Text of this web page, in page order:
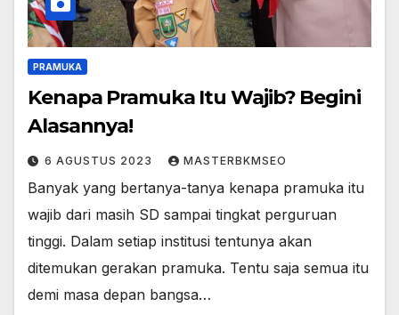
PRAMUKA
Kenapa Pramuka Itu Wajib? Begini
Alasannya!
6 AGUSTUS 2023 MASTERBKMSEO
Banyak yang bertanya-tanya kenapa pramuka itu
wajib dari masih SD sampai tingkat perguruan
tinggi. Dalam setiap institusi tentunya akan
ditemukan gerakan pramuka. Tentu saja semua itu
demi masa depan bangsa…